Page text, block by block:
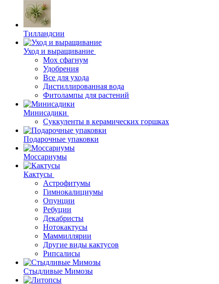
Тилландсии
Уход и выращивание
Мох сфагнум
Удобрения
Все для ухода
Дистиллированная вода
Фитолампы для растений
Минисадики
Суккуленты в керамических горшках
Подарочные упаковки
Моссариумы
Кактусы
Астрофитумы
Гимнокалициумы
Опунции
Ребуции
Декабристы
Нотокактусы
Маммиллярии
Другие виды кактусов
Рипсалисы
Стыдливые Мимозы